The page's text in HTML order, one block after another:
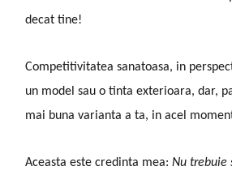
decat tine!
Competitivitatea sanatoasa, in
un model sau o tinta exterioara, dar,
mai buna varianta a ta, in acel
Aceasta este credinta mea: Nu trebuie